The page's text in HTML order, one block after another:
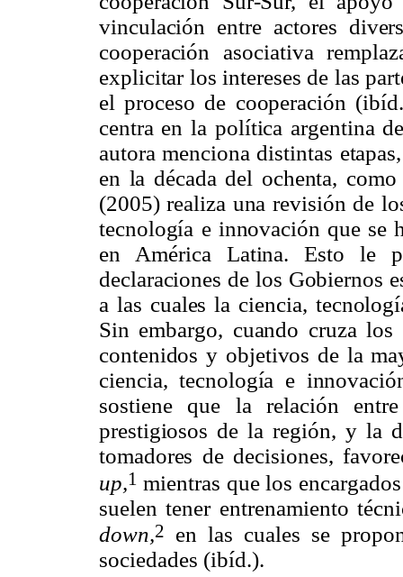
vinculación entre actores
cooperación asociativa
explicitar los intereses de las
el proceso de cooperación
centra en la política argentina
autora menciona distintas
en la década del ochenta,
(2005) realiza una revisión de
tecnología e innovación que se
en América Latina. Esto le
declaraciones de los Gobiernos
a las cuales la ciencia,
Sin embargo, cuando cruza
contenidos y objetivos de la
ciencia, tecnología e
sostiene que la relación
prestigiosos de la región, y la
tomadores de decisiones,
up,1 mientras que los
suelen tener entrenamiento
down,2
en las cuales se
sociedades (ibíd.).